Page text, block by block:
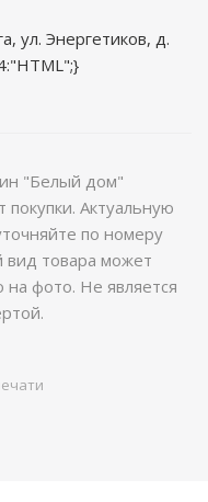
ул. Энергетиков, д.
"Белый дом"
Актуальную
по номеру
товара может
на фото. Не является